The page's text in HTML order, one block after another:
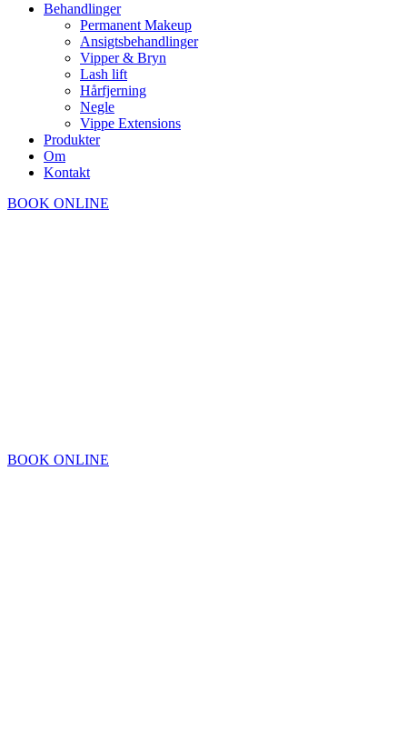
Behandlinger
Permanent Makeup
Ansigtsbehandlinger
Vipper & Bryn
Lash lift
Hårfjerning
Negle
Vippe Extensions
Produkter
Om
Kontakt
BOOK ONLINE
BOOK ONLINE